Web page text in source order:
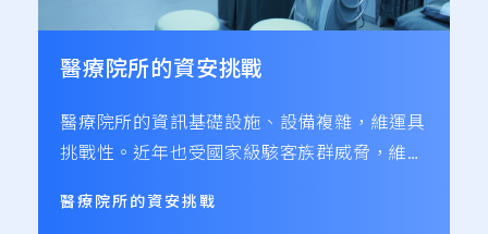
醫療院所的資安挑戰
醫療院所的資訊基礎設施、設備複雜，維運具
挑戰性。近年也受國家級駭客族群威脅，維護
關人命，倘若遭遇網路攻擊，不僅有財務損
醫療院所的資安挑戰